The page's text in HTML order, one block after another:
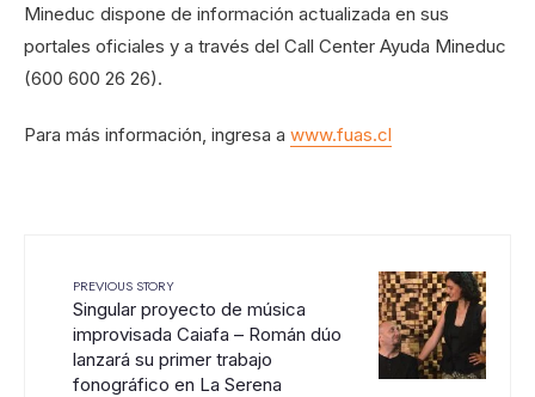
Mineduc dispone de información actualizada en sus
portales oficiales y a través del Call Center Ayuda Mineduc
(600 600 26 26).
Para más información, ingresa a www.fuas.cl
PREVIOUS STORY
Singular proyecto de música
improvisada Caiafa – Román dúo
lanzará su primer trabajo
fonográfico en La Serena